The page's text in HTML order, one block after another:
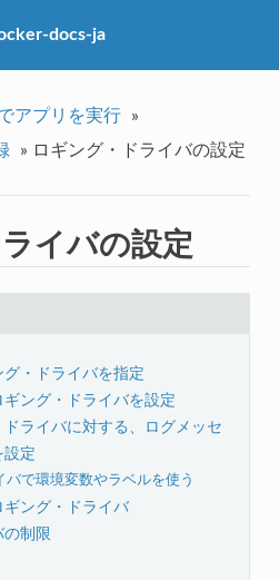
docs-ja
アプリを実行
»
» ロギング・ドライバの設定
イバの設定
・ドライバを指定
ング・ドライバを設定
ライバに対する、ログメッセ
設定
バで環境変数やラベルを使う
ング・ドライバ
の制限